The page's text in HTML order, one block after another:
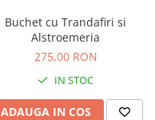
Buchet cu Trandafiri si
Alstroemeria
275,00 RON
IN STOC
ADAUGA IN COS